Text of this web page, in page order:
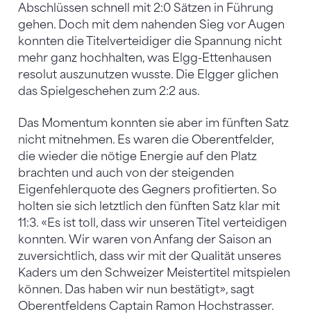
Abschlüssen schnell mit 2:0 Sätzen in Führung
gehen. Doch mit dem nahenden Sieg vor Augen
konnten die Titelverteidiger die Spannung nicht
mehr ganz hochhalten, was Elgg-Ettenhausen
resolut auszunutzen wusste. Die Elgger glichen
das Spielgeschehen zum 2:2 aus.
Das Momentum konnten sie aber im fünften Satz
nicht mitnehmen. Es waren die Oberentfelder,
die wieder die nötige Energie auf den Platz
brachten und auch von der steigenden
Eigenfehlerquote des Gegners profitierten. So
holten sie sich letztlich den fünften Satz klar mit
11:3. «Es ist toll, dass wir unseren Titel verteidigen
konnten. Wir waren von Anfang der Saison an
zuversichtlich, dass wir mit der Qualität unseres
Kaders um den Schweizer Meistertitel mitspielen
können. Das haben wir nun bestätigt», sagt
Oberentfeldens Captain Ramon Hochstrasser.